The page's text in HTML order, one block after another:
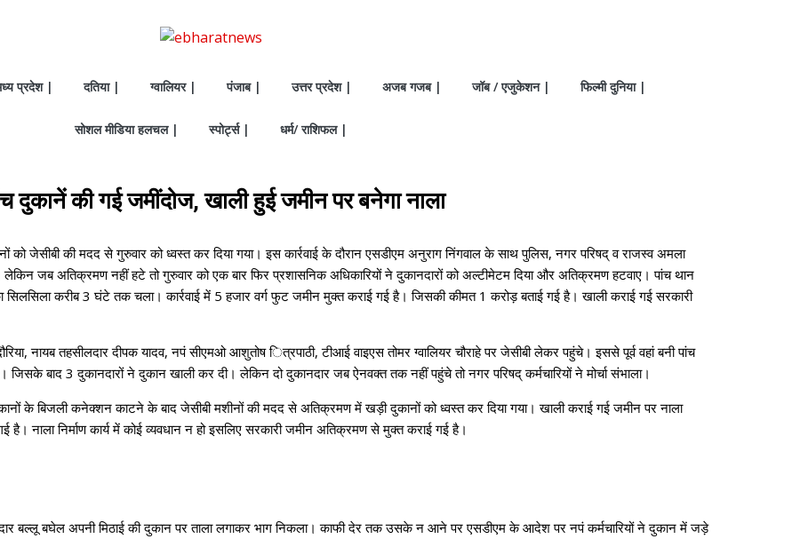
प्रदेश | दतिया | ग्वालियर | पंजाब | उत्तर प्रदेश | अजब गजब | जॉब / एजुकेशन | फिल्मी दुनिया |
सोशल मीडिया हलचल | स्पोर्ट्स | धर्म/ राशिफल |
की गई जमींदोज, खाली हुई जमीन पर बनेगा नाला
जेसीबी की मदद से गुरुवार को ध्वस्त कर दिया गया। इस कार्रवाई के दौरान एसडीएम अनुराग निंगवाल के साथ पुलिस, नगर परिषद् व राजस्व अमला
जब अतिक्रमण नहीं हटे तो गुरुवार को एक बार फिर प्रशासनिक अधिकारियों ने दुकानदारों को अल्टीमेटम दिया और अतिक्रमण हटवाए। पांच थान
सिलसिला करीब 3 घंटे तक चला। कार्रवाई में 5 हजार वर्ग फुट जमीन मुक्त कराई गई है। जिसकी कीमत 1 करोड़ बताई गई है। खाली कराई गई सरकारी
नायब तहसीलदार दीपक यादव, नपं सीएमओ आशुतोष ित्रपाठी, टीआई वाइएस तोमर ग्वालियर चौराहे पर जेसीबी लेकर पहुंचे। इससे पूर्व वहां बनी पांच
बाद 3 दुकानदारों ने दुकान खाली कर दी। लेकिन दो दुकानदार जब ऐनवक्त तक नहीं पहुंचे तो नगर परिषद् कर्मचारियों ने मोर्चा संभाला।
के बिजली कनेक्शन काटने के बाद जेसीबी मशीनों की मदद से अतिक्रमण में खड़ी दुकानों को ध्वस्त कर दिया गया। खाली कराई गई जमीन पर नाला
है। नाला निर्माण कार्य में कोई व्यवधान न हो इसलिए सरकारी जमीन अतिक्रमण से मुक्त कराई गई है।
बल्लू बघेल अपनी मिठाई की दुकान पर ताला लगाकर भाग निकला। काफी देर तक उसके न आने पर एसडीएम के आदेश पर नपं कर्मचारियों ने दुकान में जड़े